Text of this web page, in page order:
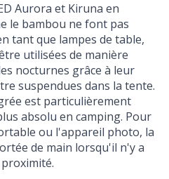
Aurora et Kiruna en
le bambou ne font pas
tant que lampes de table,
utilisées de manière
nocturnes grâce à leur
suspendues dans la tente.
est particulièrement
absolu en camping. Pour
ou l'appareil photo, la
de main lorsqu'il n'y a